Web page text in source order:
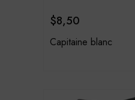
$8,50
Capitaine blanc